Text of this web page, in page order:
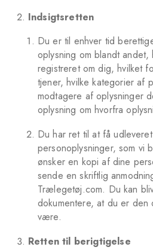
Indsigtsretten
Du er til enhver tid
oplysning om blandt
registreret om dig, hvilket
tjener, hvilke kategorier af
modtagere af oplysninger
oplysning om hvorfra
Du har ret til at få
personoplysninger, som vi
ønsker en kopi af dine
sende en skriftlig
Trælegetøj.com. Du kan
dokumentere, at du er
være.
Retten til berigtigelse